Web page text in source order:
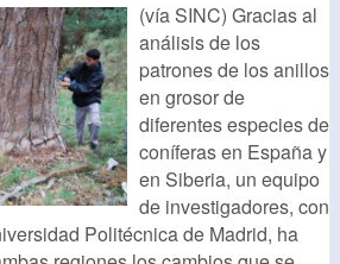
(vía SINC) Gracias al
análisis de los
patrones de los anillos
en grosor de
diferentes especies de
coníferas en España y
en Siberia, un equipo
de investigadores, con
Politécnica de Madrid, ha